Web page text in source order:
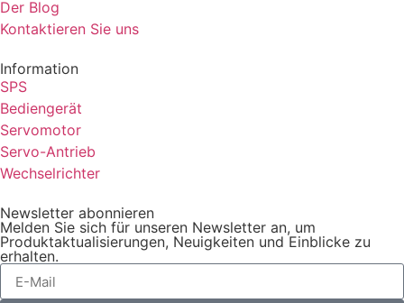
Der Blog
Kontaktieren Sie uns
Information
SPS
Bediengerät
Servomotor
Servo-Antrieb
Wechselrichter
Newsletter abonnieren
Melden Sie sich für unseren Newsletter an, um
Produktaktualisierungen, Neuigkeiten und Einblicke zu
erhalten.